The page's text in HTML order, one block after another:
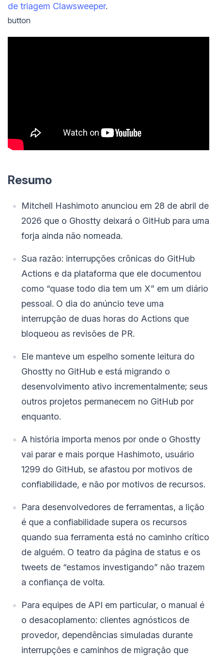
de triagem Clawsweeper.
button
Resumo
Mitchell Hashimoto anunciou em 28 de abril de
2026 que o Ghostty deixará o GitHub para uma
forja ainda não nomeada.
Sua razão: interrupções crônicas do GitHub
Actions e da plataforma que ele documentou
como “quase todo dia tem um X” em um diário
pessoal. O dia do anúncio teve uma
interrupção de duas horas do Actions que
bloqueou as revisões de PR.
Ele manteve um espelho somente leitura do
Ghostty no GitHub e está migrando o
desenvolvimento ativo incrementalmente; seus
outros projetos permanecem no GitHub por
enquanto.
A história importa menos por onde o Ghostty
vai parar e mais porque Hashimoto, usuário
1299 do GitHub, se afastou por motivos de
confiabilidade, e não por motivos de recursos.
Para desenvolvedores de ferramentas, a lição
é que a confiabilidade supera os recursos
quando sua ferramenta está no caminho crítico
de alguém. O teatro da página de status e os
tweets de “estamos investigando” não trazem
a confiança de volta.
Para equipes de API em particular, o manual é
o desacoplamento: clientes agnósticos de
provedor, dependências simuladas durante
interrupções e caminhos de migração que